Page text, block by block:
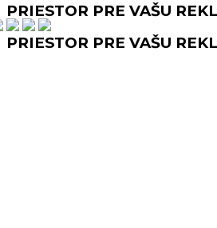
PRIESTOR PRE VAŠU
PRIESTOR PRE VAŠU